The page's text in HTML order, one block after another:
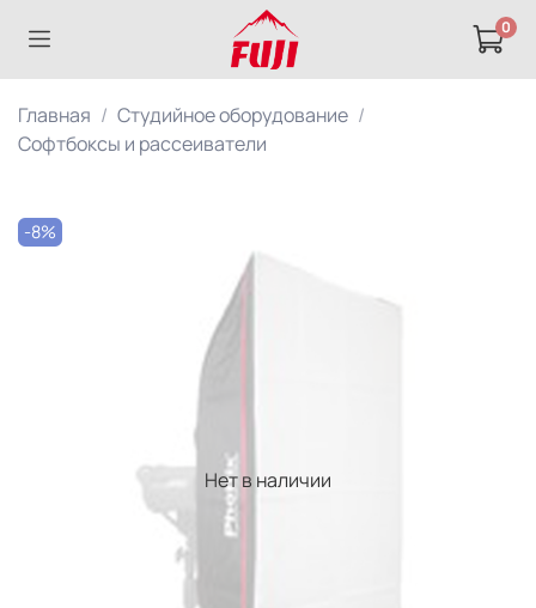
0
Главная
Студийное оборудование
Софтбоксы и рассеиватели
Нет в наличии
-8%